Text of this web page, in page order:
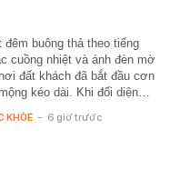
đêm buông thả theo tiếng
cuồng nhiệt và ánh đèn mờ
đất khách đã bắt đầu cơn
kéo dài. Khi đối diện…
KHỎE - 6 giờ trước